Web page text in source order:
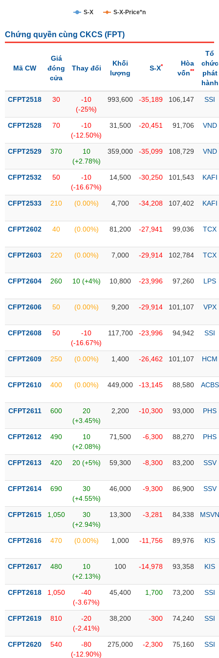
cổ
Quy
trường
yết
yết
Niêm
bổ
sung
Hủy
niêm
Theo
đặc
Không
ký
quỹ
Danh
mục
Cổ
chi
Tổng
Giao
Tài
Phân
kỹ
Hồ
doanh
nghiệp
Tin
tức
kiện
S-X S-X-Price*n
Chứng quyền cùng CKCS (FPT)
Mã CW
Giá
đóng
cửa
Thay đổi
Khối
lượng
S-X*
Hòa
vốn**
Tổ
chức
phát
hành
CFPT2518 30
-10
(-25%)
993,600 -35,189 106,147 SSI
CFPT2528 70
-10
(-12.50%)
31,500 -20,451 91,706 VND
CFPT2529 370
10
(+2.78%)
359,000 -35,099 108,729 VND
CFPT2532 50
-10
(-16.67%)
14,500 -30,250 101,543 KAFI
CFPT2533 210 (0.00%) 4,700 -34,208 107,402 KAFI
CFPT2602 40 (0.00%) 81,200 -27,941 99,036 TCX
CFPT2603 220 (0.00%) 7,000 -29,914 102,784 TCX
CFPT2604 260 10 (+4%) 10,800 -23,996 97,260 LPS
CFPT2606 50 (0.00%) 9,200 -29,914 101,107 VPX
CFPT2608 50
-10
(-16.67%)
117,700 -23,996 94,942 SSI
CFPT2609 250 (0.00%) 1,400 -26,462 101,107 HCM
CFPT2610 400 (0.00%) 449,000 -13,145 88,580 ACBS
CFPT2611 600
20
(+3.45%)
2,200 -10,300 93,000 PHS
CFPT2612 490
10
(+2.08%)
71,500 -6,300 88,270 PHS
CFPT2613 420 20 (+5%) 59,300 -8,300 83,200 SSV
CFPT2614 690
30
(+4.55%)
46,000 -9,300 86,900 SSV
CFPT2615 1,050
30
(+2.94%)
13,300 -3,281 84,338 MSVN
CFPT2616 470 (0.00%) 1,000 -11,756 89,976 KIS
CFPT2617 480
10
(+2.13%)
100 -14,978 93,358 KIS
CFPT2618 1,050
-40
(-3.67%)
45,400 1,700 73,200 SSI
CFPT2619 810
-20
(-2.41%)
38,200 -300 74,240 SSI
CFPT2620 540
-80
(-12.90%)
275,000 -2,300 75,160 SSI
NGÀNH
PHIẾU
SINH
PHIẾU
CỤ
ĐẦU
DỮ
TIN
SECTOR
NĂNG
LƯỢNG
NGUYÊN
LIỆU
CÔNG
NGHIỆP